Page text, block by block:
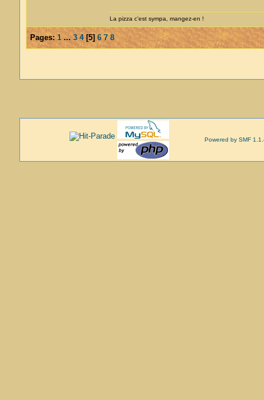
La pizza c'est sympa, mangez-en !
Pages: 1 ...3 4[5] 6 7 8
Powered by SMF